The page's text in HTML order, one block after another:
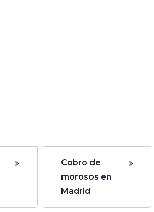
Cobro de
morosos en
Madrid